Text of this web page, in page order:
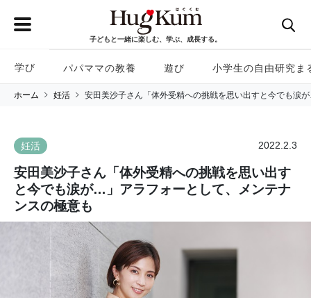
子どもと一緒に楽しむ、学ぶ、成長する。
学び パパママの教養 遊び 小学生の自由研究ま
ホーム 妊活 安田美沙子さん「体外受精への挑戦を思い出すと今でも涙
妊活 2022.2.3
安田美沙子さん「体外受精への挑戦を思い出す
と今でも涙が…」アラフォーとして、メンテナ
ンスの極意も